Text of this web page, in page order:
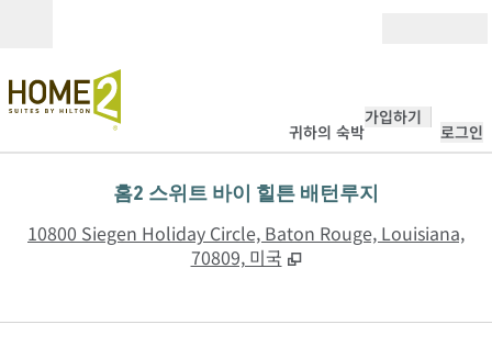
귀하의 숙박
가입하기
로그인
홈2 스위트 바이 힐튼 배턴루지
10800 Siegen Holiday Circle, Baton Rouge, Louisiana,
70809, 미국